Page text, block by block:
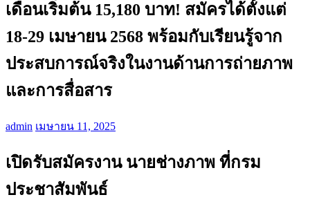
เดือนเริ่มต้น 15,180 บาท! สมัครได้ตั้งแต่
18-29 เมษายน 2568 พร้อมกับเรียนรู้จาก
ประสบการณ์จริงในงานด้านการถ่ายภาพ
และการสื่อสาร
admin เมษายน 11, 2025
เปิดรับสมัครงาน นายช่างภาพ ที่กรม
ประชาสัมพันธ์